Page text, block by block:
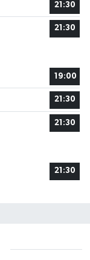
21:30
21:30
19:00
21:30
21:30
21:30